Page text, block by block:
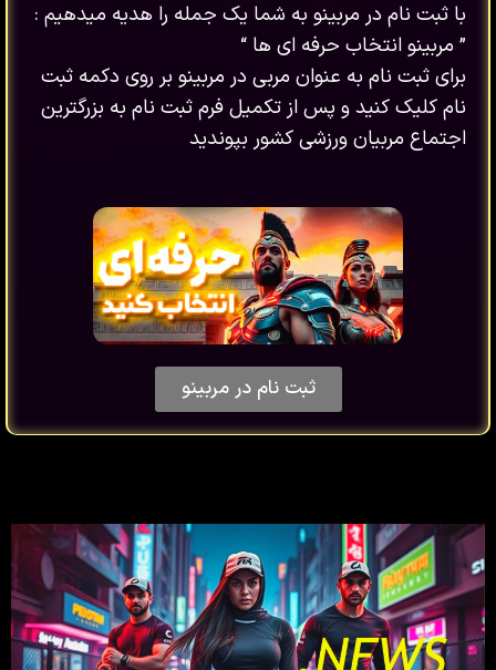
با ثبت نام در مربینو به شما یک جمله را هدیه میدهیم :
” مربینو انتخاب حرفه ای ها “
برای ثبت نام به عنوان مربی در مربینو بر روی دکمه ثبت
نام کلیک کنید و پس از تکمیل فرم ثبت نام به بزرگترین
اجتماع مربیان ورزشی کشور بپوندید
ثبت نام در مربینو